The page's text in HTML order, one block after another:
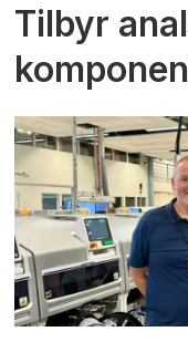
Tilbyr